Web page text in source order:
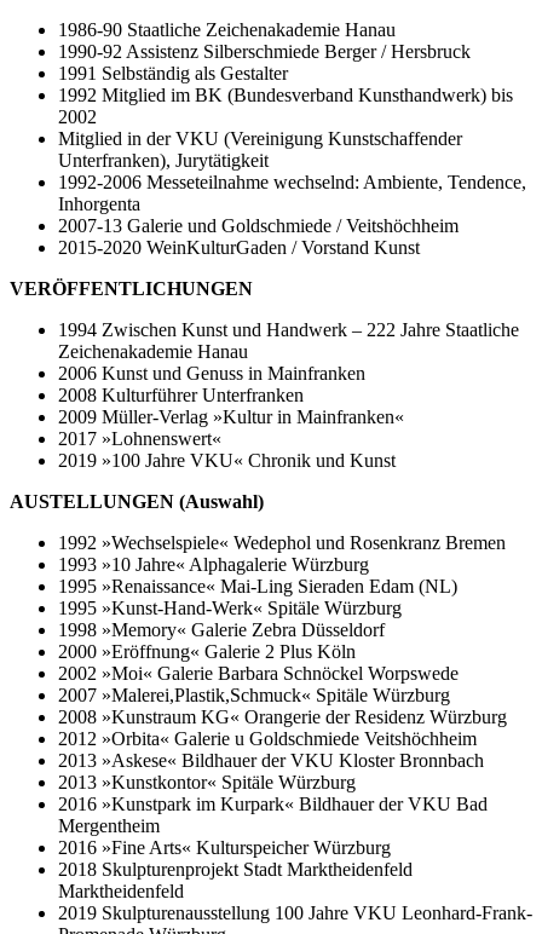
1986-90 Staatliche Zeichenakademie Hanau
1990-92 Assistenz Silberschmiede Berger / Hersbruck
1991 Selbständig als Gestalter
1992 Mitglied im BK (Bundesverband Kunsthandwerk) bis
2002
Mitglied in der VKU (Vereinigung Kunstschaffender
Unterfranken), Jurytätigkeit
1992-2006 Messeteilnahme wechselnd: Ambiente, Tendence,
Inhorgenta
2007-13 Galerie und Goldschmiede / Veitshöchheim
2015-2020 WeinKulturGaden / Vorstand Kunst
VERÖFFENTLICHUNGEN
1994 Zwischen Kunst und Handwerk – 222 Jahre Staatliche
Zeichenakademie Hanau
2006 Kunst und Genuss in Mainfranken
2008 Kulturführer Unterfranken
2009 Müller-Verlag »Kultur in Mainfranken«
2017 »Lohnenswert«
2019 »100 Jahre VKU« Chronik und Kunst
AUSTELLUNGEN (Auswahl)
1992 »Wechselspiele« Wedephol und Rosenkranz Bremen
1993 »10 Jahre« Alphagalerie Würzburg
1995 »Renaissance« Mai-Ling Sieraden Edam (NL)
1995 »Kunst-Hand-Werk« Spitäle Würzburg
1998 »Memory« Galerie Zebra Düsseldorf
2000 »Eröffnung« Galerie 2 Plus Köln
2002 »Moi« Galerie Barbara Schnöckel Worpswede
2007 »Malerei,Plastik,Schmuck« Spitäle Würzburg
2008 »Kunstraum KG« Orangerie der Residenz Würzburg
2012 »Orbita« Galerie u Goldschmiede Veitshöchheim
2013 »Askese« Bildhauer der VKU Kloster Bronnbach
2013 »Kunstkontor« Spitäle Würzburg
2016 »Kunstpark im Kurpark« Bildhauer der VKU Bad
Mergentheim
2016 »Fine Arts« Kulturspeicher Würzburg
2018 Skulpturenprojekt Stadt Marktheidenfeld
Marktheidenfeld
2019 Skulpturenausstellung 100 Jahre VKU Leonhard-Frank-